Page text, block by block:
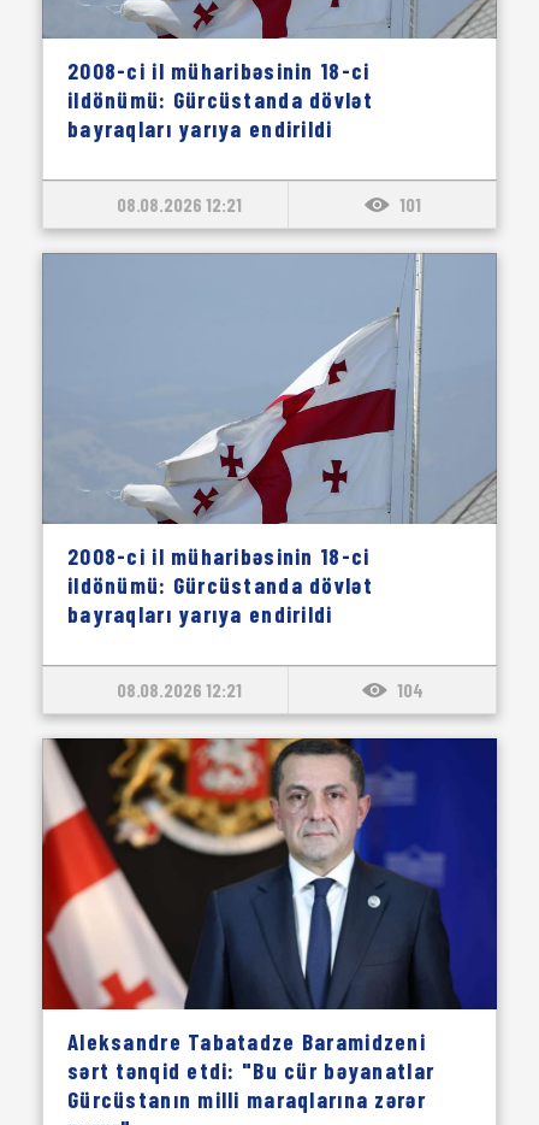
2008-ci il müharibəsinin 18-ci
ildönümü: Gürcüstanda dövlət
bayraqları yarıya endirildi
08.08.2026 12:21 101
2008-ci il müharibəsinin 18-ci
ildönümü: Gürcüstanda dövlət
bayraqları yarıya endirildi
08.08.2026 12:21 104
Aleksandre Tabatadze Baramidzeni
sərt tənqid etdi: "Bu cür bəyanatlar
Gürcüstanın milli maraqlarına zərər